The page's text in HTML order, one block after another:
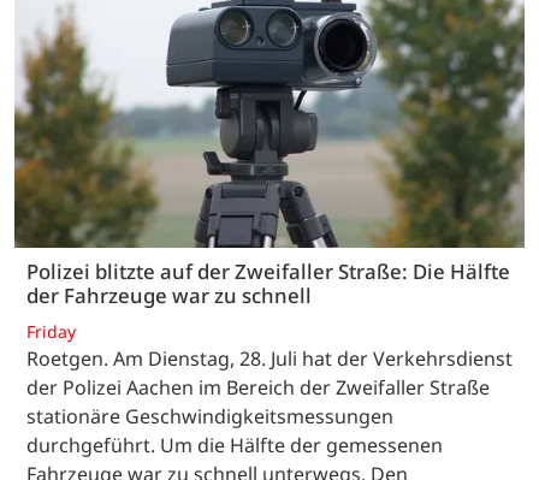
Polizei blitzte auf der Zweifaller Straße: Die Hälfte
der Fahrzeuge war zu schnell
Friday
Roetgen. Am Dienstag, 28. Juli hat der Verkehrsdienst
der Polizei Aachen im Bereich der Zweifaller Straße
stationäre Geschwindigkeitsmessungen
durchgeführt. Um die Hälfte der gemessenen
Fahrzeuge war zu schnell unterwegs. Den